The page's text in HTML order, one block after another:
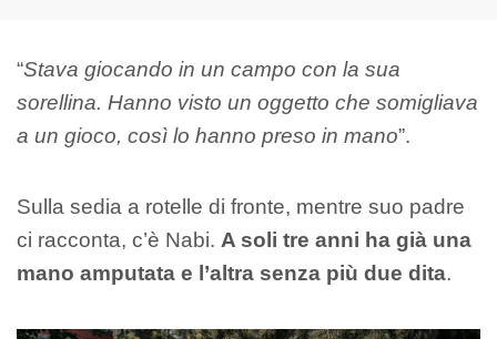
“Stava giocando in un campo con la sua
sorellina. Hanno visto un oggetto che somigliava
a un gioco, così lo hanno preso in mano”.
Sulla sedia a rotelle di fronte, mentre suo padre
ci racconta, c’è Nabi. A soli tre anni ha già una
mano amputata e l’altra senza più due dita.